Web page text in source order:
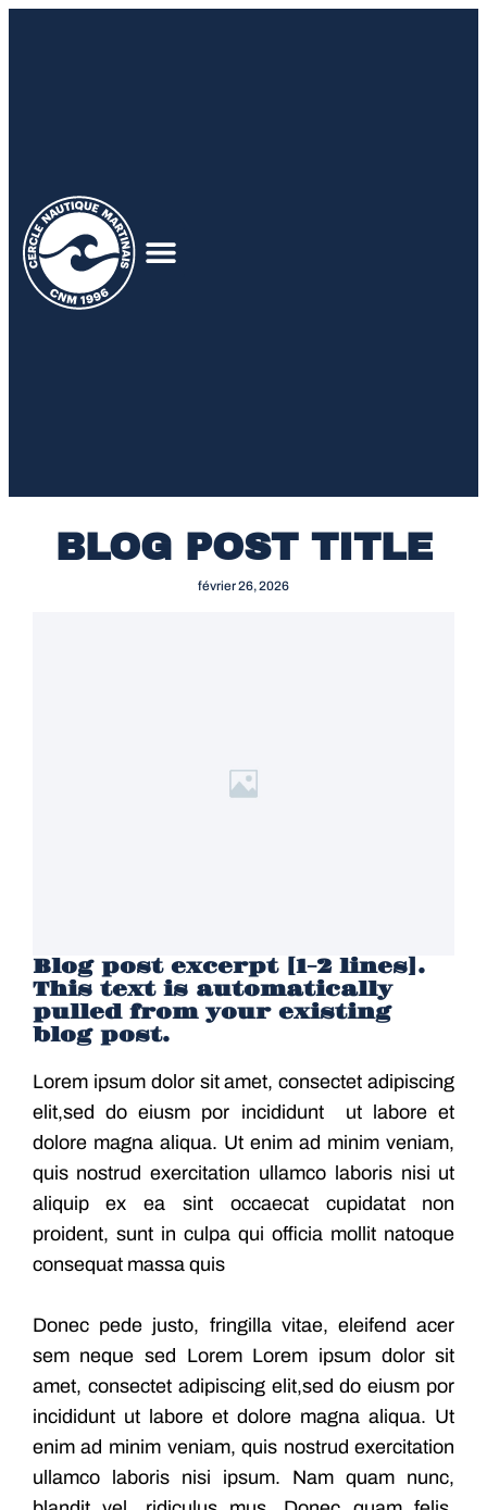
BLOG POST TITLE
février 26, 2026
Blog post excerpt [1-2 lines].
This text is automatically
pulled from your existing
blog post.
Lorem ipsum dolor sit amet, consectet adipiscing
elit,sed do eiusm por incididunt ut labore et
dolore magna aliqua. Ut enim ad minim veniam,
quis nostrud exercitation ullamco laboris nisi ut
aliquip ex ea sint occaecat cupidatat non
proident, sunt in culpa qui officia mollit natoque
consequat massa quis
Donec pede justo, fringilla vitae, eleifend acer
sem neque sed Lorem Lorem ipsum dolor sit
amet, consectet adipiscing elit,sed do eiusm por
incididunt ut labore et dolore magna aliqua. Ut
enim ad minim veniam, quis nostrud exercitation
ullamco laboris nisi ipsum. Nam quam nunc,